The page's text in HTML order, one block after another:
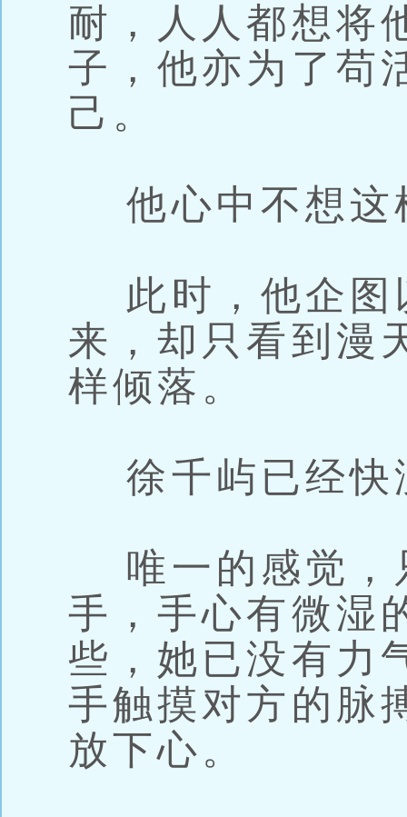
耐，人人都想将
子，他亦为了苟
己。
他心中不想这
此时，他企图
来，却只看到漫
样倾落。
徐千屿已经快
唯一的感觉，
手，手心有微湿
些，她已没有力
手触摸对方的脉
放下心。